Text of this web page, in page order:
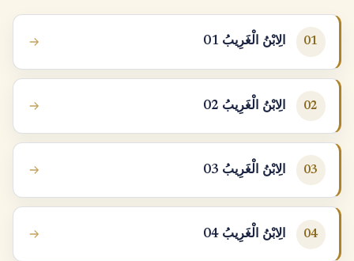
01 الِابْنُ الْغَرِيبُ 01
02 الِابْنُ الْغَرِيبُ 02
03 الِابْنُ الْغَرِيبُ 03
04 الِابْنُ الْغَرِيبُ 04